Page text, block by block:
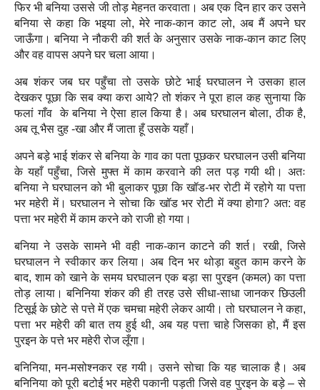
फिर भी बनिया उससे जी तोड़ मेहनत करवाता। अब एक दिन हार कर उसने
बनिया से कहा कि भइया लो, मेरे नाक-कान काट लो, अब मैं अपने घर
जाऊँगा। बनिया ने नौकरी की शर्त के अनुसार उसके नाक-कान काट लिए
और वह वापस अपने घर चला आया।
अब शंकर जब घर पहुँचा तो उसके छोटे भाई घरघालन ने उसका हाल
देखकरपूछा कि सब क्‍या करा आये? तो शंकर ने पूरा हाल कह सुनाया कि
फलां गाँव के बनिया ने ऐसा हाल किया है। अब घरघालन बोला, ठीक है,
अब तू भैस दुह -खा और मैं जाता हूँ उसके यहाँ।
अपने बड़े भाई शंकर से बनिया के गाव का पता पूछकर घरघालन उसी बनिया
के यहाँ पहुँचा, जिसे मुफ्त में काम करवाने की लत पड़ गयी थी। अतः
बनियाने घरघालन को भी बुलाकर पूछा कि खॉड-भर रोटी में रहोगे या पत्ता
भर महेरी में। घरघालन ने सोचा कि खॉड भर रोटी में क्या होगा? अत: वह
पत्ता भर महेरी में काम करने को राजी हो गया।
बनिया ने उसके सामने भी वही नाक-कान काटने की शर्त। रखी, जिसे
घरघालन ने स्वीकार कर लिया। अब दिन भर थोड़ा बहुत काम करने के
बाद, शाम को खाने के समय घरघालन एक बड़ा सा पुरइन (कमल) का पत्ता
तोड़ लाया। बनिनियाशंकर की ही तरह उसे सीधा-साधा जानकर छिउली
टिसूई के छोटे से पत्ते में एक चमचा महेरी लेकर आयी। तो घरघालन ने कहा,
पत्ता भर महेरी की बात तय हुई थी, अब यह पत्ता चाहे जिसका हो, मैं इस
पुरइन के पत्ते भर महेरी रोज लूँगा।
बनिनिया, मन-मसोश्नकर रह गयी। उसने सोचा कि यह चालाक है। अब
बनिनिया को पूरी बटोई भर महेरी पकानी पड़ती जिसे वह पुरइन के बड़े – से